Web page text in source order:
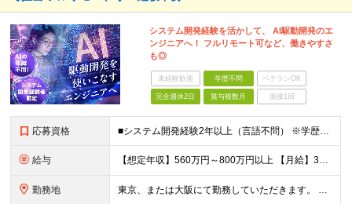
システム開発経験を活かして、 AI駆動開発のエ
ンジニアへ！ フルリモート可など、働きやすさ
も◎
未経験歓迎 学歴不問 ベテランOK
完全週休2日 賞与複数月 面接1回
応募資格 ■システム開発経験2年以上（言語不問） ※学歴不問 《20代30代のキャリアチェンジの実績有り》 ★AIに関する知識、経験は不要です！（何らかの開発経験は必須） ★WEB開発エンジニアから、AIエン
給与 【想定年収】560万円～800万円以上 【月給】35万円～50万円＋残業代全額支給＋賞与年2回（4ヶ月分） 【残業】残業代全額支給（同ポジション月平均７h程度） 【賞与】年2回（7月、12月） ※経
勤務地 東京、または大阪にて勤務していただきます。 ※転勤はありません ※リモートワーク併用可（詳細は応相談） ≪本社≫ 東京都新宿区新宿4-3-25 TOKYU REIT新宿ビル2F ≪大阪事業所≫ 大